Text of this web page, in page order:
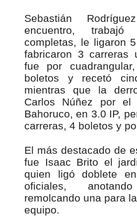
Sebastián
encuentro,
completas, le ligaron
fabricaron 3 carreras
fue por
boletos y recetó
mientras que la
Carlos Núñez por el
Bahoruco, en 3.0 IP,
carreras, 4 boletos y
El más destacado de
fue Isaac Brito el
quien ligó doblete
oficiales,
remolcando una para
equipo.